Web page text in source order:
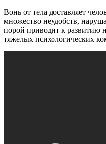
Вонь от тела доставляет
множество неудобств,
порой приводит к развитию
тяжелых психологических